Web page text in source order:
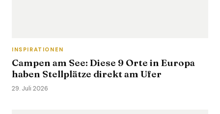
INSPIRATIONEN
Campen am See: Diese 9 Orte in Europa
haben Stellplätze direkt am Ufer
29. Juli 2026